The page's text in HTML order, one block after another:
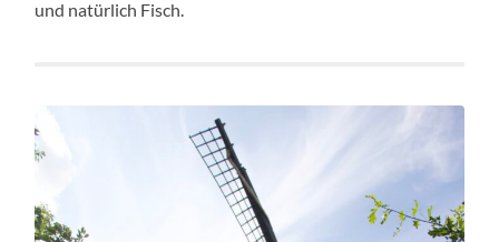
und natürlich Fisch.